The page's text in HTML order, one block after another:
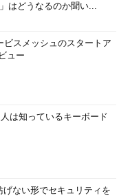
はどうなるのか聞い...
ビスメッシュのスタートア
ュー
は知っているキーボード
ない形でセキュリティを